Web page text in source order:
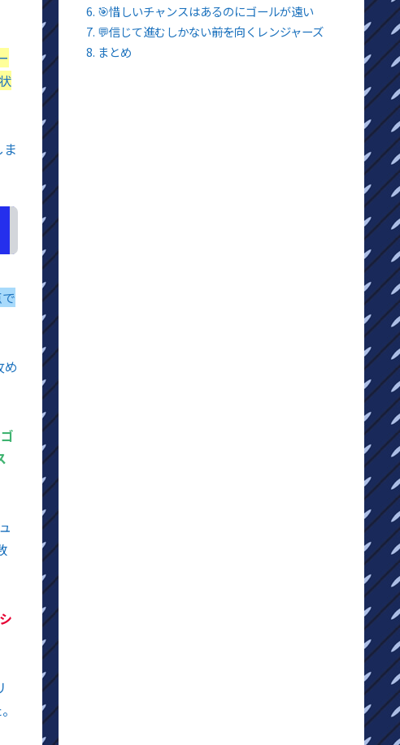
🎯惜しいチャンスはあるのにゴールが遠い
💬信じて進むしかない――前を向くレンジャーズ
まとめ